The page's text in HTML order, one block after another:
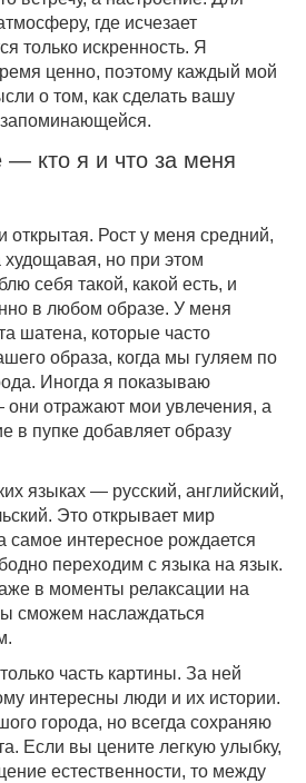
где исчезает
только искренность. Я
ценно, поэтому каждый мой
о том, как сделать вашу
запоминающейся.
кто я и что за меня
открытая. Рост у меня средний,
но при этом
себя такой, какой есть, и
в любом образе. У меня
шатена, которые часто
образа, когда мы гуляем по
Иногда я показываю
они отражают мои увлечения, а
в пупке добавляет образу
языках — русский, английский,
Это открывает мир
самое интересное рождается
переходим с языка на язык.
в моменты релаксации на
сможем наслаждаться
часть картины. За ней
интересны люди и их истории.
города, но всегда сохраняю
Если вы цените легкую улыбку,
естественности, то между